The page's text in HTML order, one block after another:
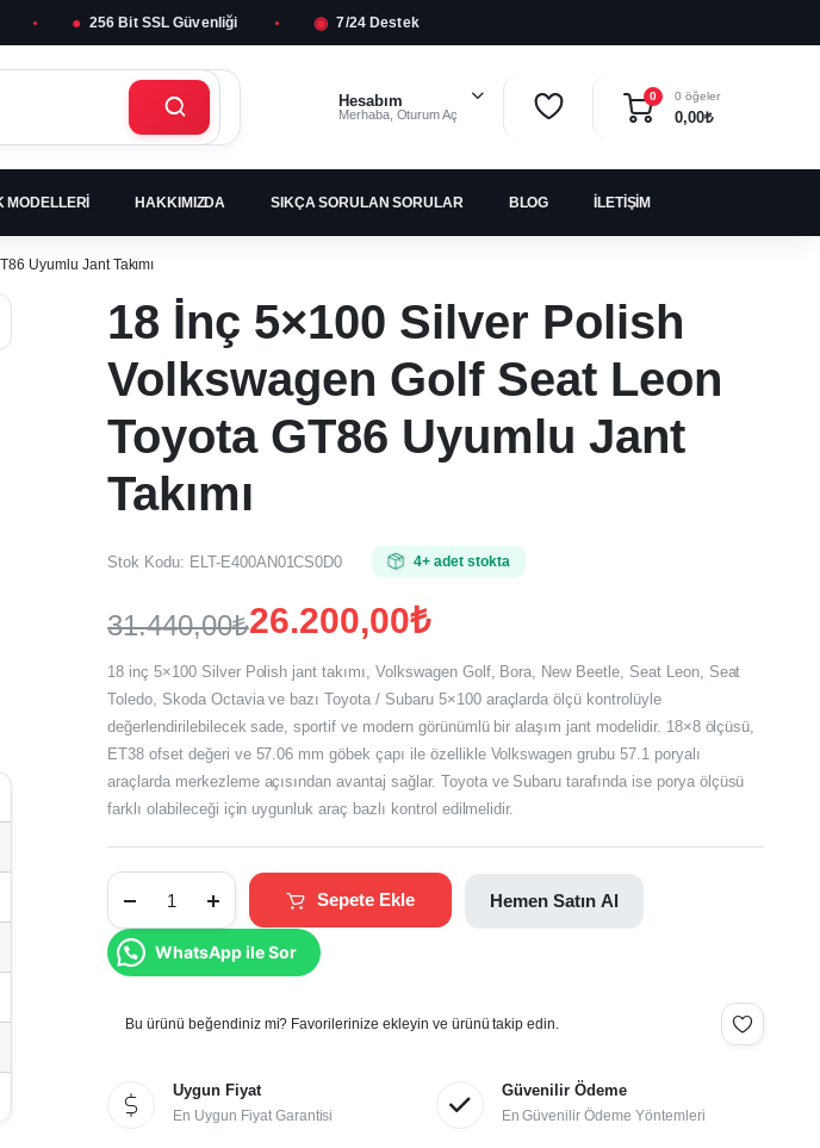
● 256 Bit SSL Güvenliği ◉ 7/24 Destek
Hesabım
Merhaba, Oturum Aç
0 0 öğeler
0,00₺
MODELLERI HAKKIMIZDA SIKÇA SORULAN SORULAR BLOG İLETIŞIM
Uyumlu Jant Takımı
18 İnç 5×100 Silver Polish
Volkswagen Golf Seat Leon
Toyota GT86 Uyumlu Jant
Takımı
Stok Kodu: ELT-E400AN01CS0D0 4+ adet stokta
31.440,00₺
Orijinal
fiyat:
31.440,00₺.
26.200,00₺
Şu
andaki
fiyat:
26.200,00₺.
18 inç 5×100 Silver Polish jant takımı, Volkswagen Golf, Bora, New Beetle, Seat Leon, Seat
Toledo, Skoda Octavia ve bazı Toyota / Subaru 5×100 araçlarda ölçü kontrolüyle
değerlendirilebilecek sade, sportif ve modern görünümlü bir alaşım jant modelidir. 18×8 ölçüsü,
ET38 ofset değeri ve 57.06 mm göbek çapı ile özellikle Volkswagen grubu 57.1 poryalı
araçlarda merkezleme açısından avantaj sağlar. Toyota ve Subaru tarafında ise porya ölçüsü
farklı olabileceği için uygunluk araç bazlı kontrol edilmelidir.
Silver
Polish
Leon
Jant
Takımı
Sepete Ekle Hemen Satın Al
WhatsApp ile Sor
Bu ürünü beğendiniz mi? Favorilerinize ekleyin ve ürünü takip edin.
Uygun Fiyat
En Uygun Fiyat Garantisi
Güvenilir Ödeme
En Güvenilir Ödeme Yöntemleri